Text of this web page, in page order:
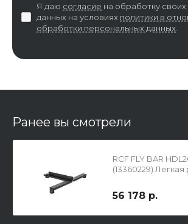
Я даю согласие на обработку
данных на условиях политики в
обработки персональных данных
Ранее вы смотрели
RCF FLY BAR
(13360229)
56 178 р.